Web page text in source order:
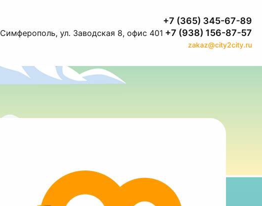
Симферополь, ул. Заводская 8, офис 401
+7 (365) 345-67-89
+7 (938) 156-87-57
zakaz@city2city.ru